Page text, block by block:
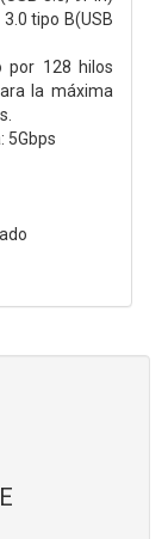
tipo B(USB
por 128 hilos
la máxima
5Gbps